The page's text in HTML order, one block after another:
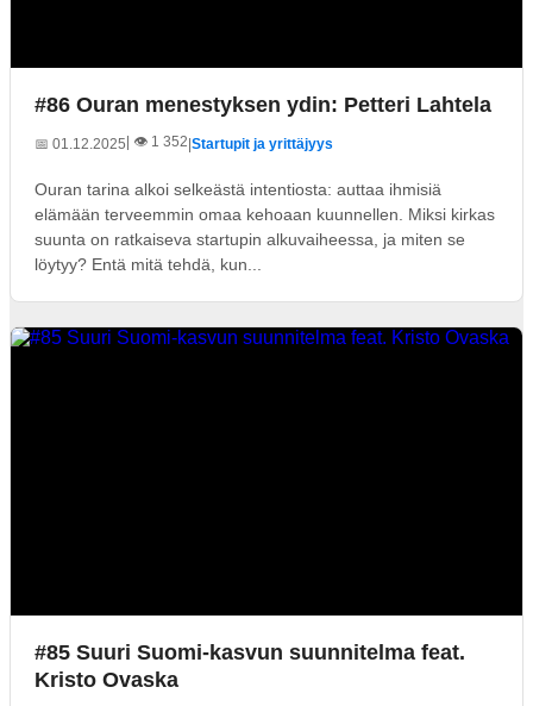
#86 Ouran menestyksen ydin: Petteri Lahtela
📅 01.12.2025 | 👁️ 1 352|Startupit ja yrittäjyys
Ouran tarina alkoi selkeästä intentiosta: auttaa ihmisiä
elämään terveemmin omaa kehoaan kuunnellen. Miksi kirkas
suunta on ratkaiseva startupin alkuvaiheessa, ja miten se
löytyy? Entä mitä tehdä, kun...
#85 Suuri Suomi-kasvun suunnitelma feat.
Kristo Ovaska